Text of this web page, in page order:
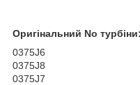
Оригінальний No турбіни:
0375J6
0375J8
0375J7